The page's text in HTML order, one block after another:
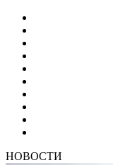
НОВОСТИ